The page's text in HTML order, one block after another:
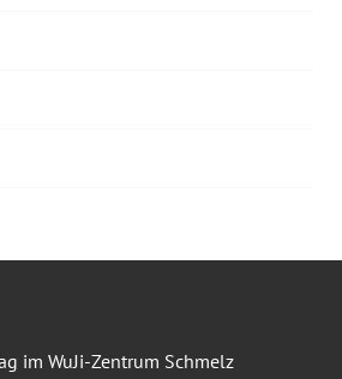
im WuJi-Zentrum Schmelz